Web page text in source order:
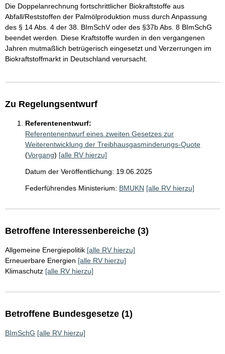
Die Doppelanrechnung fortschrittlicher Biokraftstoffe aus
Abfall/Reststoffen der Palmölproduktion muss durch Anpassung
des § 14 Abs. 4 der 38. BImSchV oder des §37b Abs. 8 BImSchG
beendet werden. Diese Kraftstoffe wurden in den vergangenen
Jahren mutmaßlich betrügerisch eingesetzt und Verzerrungen im
Biokraftstoffmarkt in Deutschland verursacht.
Zu Regelungsentwurf
Referentenentwurf:
Referentenentwurf eines zweiten Gesetzes zur
Weiterentwicklung der Treibhausgasminderungs-Quote
(Vorgang) [alle RV hierzu]
Datum der Veröffentlichung: 19.06.2025
Federführendes Ministerium: BMUKN [alle RV hierzu]
Betroffene Interessenbereiche (3)
Allgemeine Energiepolitik [alle RV hierzu]
Erneuerbare Energien [alle RV hierzu]
Klimaschutz [alle RV hierzu]
Betroffene Bundesgesetze (1)
BImSchG [alle RV hierzu]